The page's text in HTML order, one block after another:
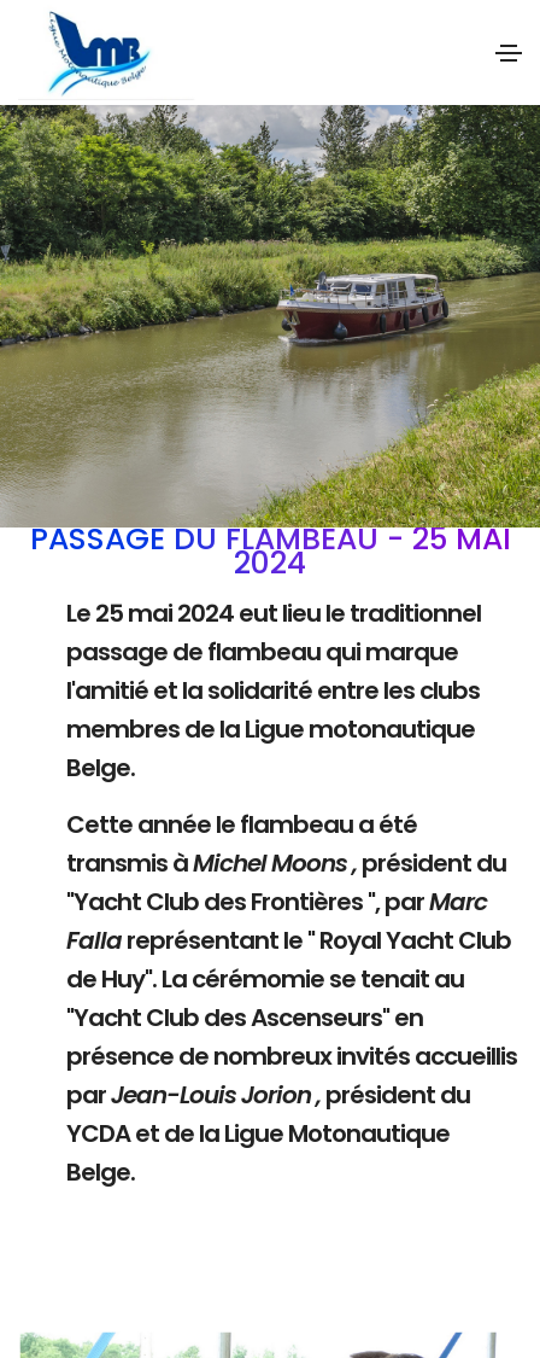
PASSAGE DU FLAMBEAU - 25 MAI
2024
Le 25 mai 2024 eut lieu le traditionnel
passage de flambeau qui marque
l'amitié et la solidarité entre les clubs
membres de la Ligue motonautique
Belge.
Cette année le flambeau a été
transmis àMichel Moons ,président du
"Yacht Club des Frontières ", parMarc
Fallareprésentant le " Royal Yacht Club
de Huy". La cérémomie se tenait au
"Yacht Club des Ascenseurs" en
présence de nombreux invités accueillis
parJean-Louis Jorion ,président du
YCDA et de la Ligue Motonautique
Belge.
Branding